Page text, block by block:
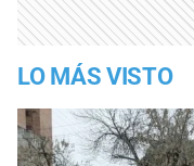
LO MÁS VISTO